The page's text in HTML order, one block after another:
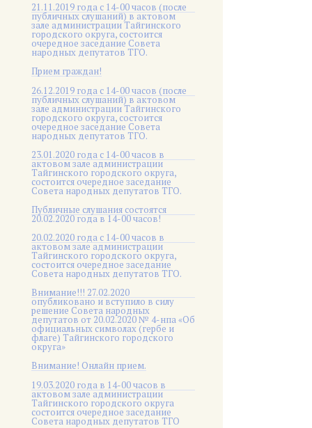
21.11.2019 года с 14-00 часов (после
публичных слушаний) в актовом
зале администрации Тайгинского
городского округа, состоится
очередное заседание Совета
народных депутатов ТГО.
Прием граждан!
26.12.2019 года с 14-00 часов (после
публичных слушаний) в актовом
зале администрации Тайгинского
городского округа, состоится
очередное заседание Совета
народных депутатов ТГО.
23.01.2020 года с 14-00 часов в
актовом зале администрации
Тайгинского городского округа,
состоится очередное заседание
Совета народных депутатов ТГО.
Публичные слушания состоятся
20.02.2020 года в 14-00 часов!
20.02.2020 года с 14-00 часов в
актовом зале администрации
Тайгинского городского округа,
состоится очередное заседание
Совета народных депутатов ТГО.
Внимание!!! 27.02.2020
опубликовано и вступило в силу
решение Совета народных
депутатов от 20.02.2020 № 4-нпа «Об
официальных символах (гербе и
флаге) Тайгинского городского
округа»
Внимание! Онлайн прием.
19.03.2020 года в 14-00 часов в
актовом зале администрации
Тайгинского городского округа
состоится очередное заседание
Совета народных депутатов ТГО